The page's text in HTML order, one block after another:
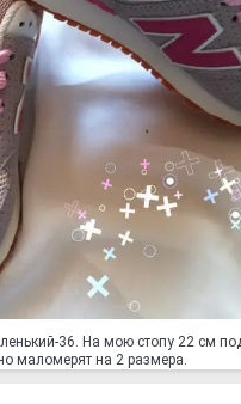
36. На мою стопу 22 см
маломерят на 2 размера.